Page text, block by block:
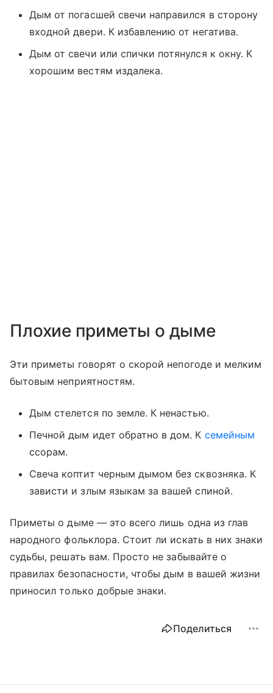
Дым от погасшей свечи направился в сторону
входной двери. К избавлению от негатива.
Дым от свечи или спички потянулся к окну. К
хорошим вестям издалека.
Плохие приметы о дыме
Эти приметы говорят о скорой непогоде и мелким
бытовым неприятностям.
Дым стелется по земле. К ненастью.
Печной дым идет обратно в дом. К семейным
ссорам.
Свеча коптит черным дымом без сквозняка. К
зависти и злым языкам за вашей спиной.
Приметы о дыме — это всего лишь одна из глав
народного фольклора. Стоит ли искать в них знаки
судьбы, решать вам. Просто не забывайте о
правилах безопасности, чтобы дым в вашей жизни
приносил только добрые знаки.
Поделиться